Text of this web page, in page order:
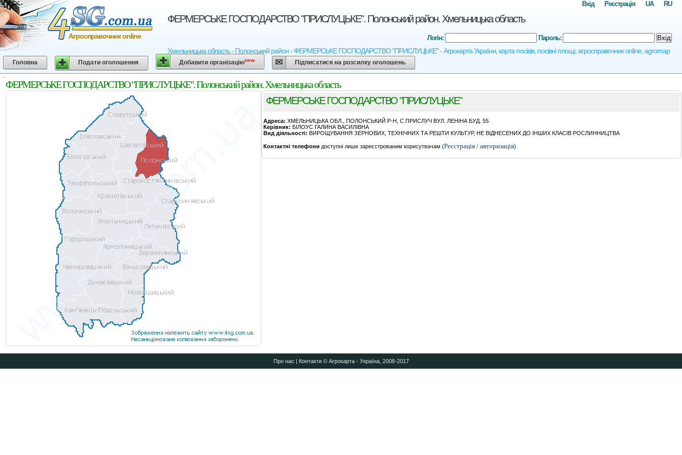
ФЕРМЕРСЬКЕ ГОСПОДАРСТВО "ПРИСЛУЦЬКЕ". Полонський район. Хмельницька область
Хмельницька область - Полонський район - ФЕРМЕРСЬКЕ ГОСПОДАРСТВО "ПРИСЛУЦЬКЕ" - Агрокарта України, карта посівів, посівні площі, агросправочник online, agromap
Агросправочник online
RU
UA
Реєстрація
Вхід
Логін: Пароль: Вхід
Головна Подати оголошення Добавити організаціюnew Підписатися на розсилку оголошень
ФЕРМЕРСЬКЕ ГОСПОДАРСТВО "ПРИСЛУЦЬКЕ". Полонський район. Хмельницька область
ФЕРМЕРСЬКЕ ГОСПОДАРСТВО "ПРИСЛУЦЬКЕ"
Адреса: ХМЕЛЬНИЦЬКА ОБЛ., ПОЛОНСЬКИЙ Р-Н, С.ПРИСЛУЧ ВУЛ. ЛЕНIНА БУД. 55
Керівник: БIЛОУС ГАЛИНА ВАСИЛIВНА
Вид діяльності: ВИРОЩУВАННЯ ЗЕРНОВИХ, ТЕХНІЧНИХ ТА РЕШТИ КУЛЬТУР, НЕ ВІДНЕСЕНИХ ДО ІНШИХ КЛАСІВ РОСЛИННИЦТВА
Контактні телефони доступні лише зареєстрованим корисутвачам (Реєстрація / авторизація)
Про нас | Контакти© Агрокарта - Україна, 2008-2017